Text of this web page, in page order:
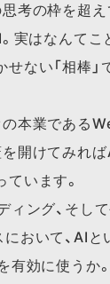
考の枠を超え
実はなんてこ
ない「相棒」
の本業である
開けてみれ
います。
ィング、そし
おいて、AIと
有効に使うか